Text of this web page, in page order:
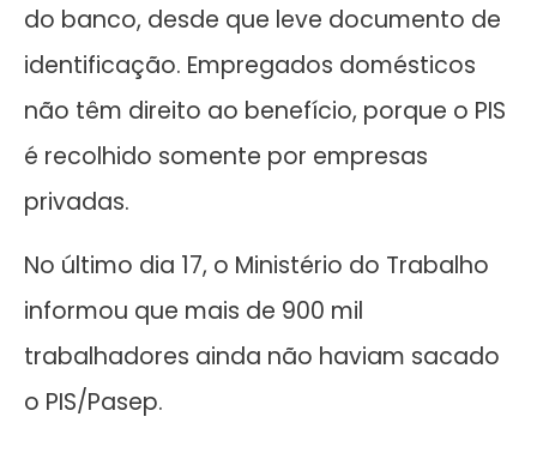
do banco, desde que leve documento de
identificação. Empregados domésticos
não têm direito ao benefício, porque o PIS
é recolhido somente por empresas
privadas.
No último dia 17, o Ministério do Trabalho
informou que mais de 900 mil
trabalhadores ainda não haviam sacado
o PIS/Pasep.